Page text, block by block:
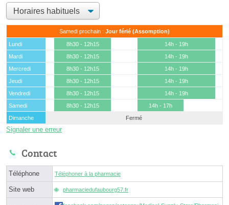
Samedi prochain : Jour férié (Assomption)
Lundi 8h30 - 12h15
14h - 19h
Mardi
8h30 - 12h15
14h - 19h
Mercredi
8h30 - 12h15
14h - 19h
Jeudi
8h30 - 12h15
14h - 19h
Vendredi
8h30 - 12h15
14h - 19h
Samedi
8h30 - 12h15
14h - 17h
Dimanche
Fermé
Signaler une erreur
Contact
Téléphone Téléphoner à la pharmacie
Site web pharmaciedufaubourg57.fr